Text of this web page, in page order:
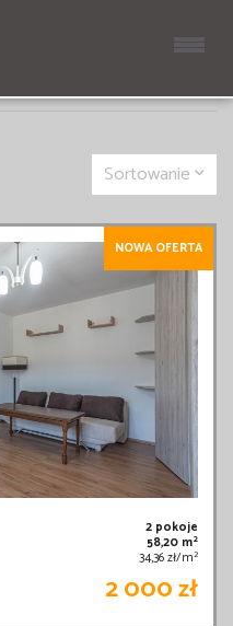
Sortowanie
NOWA OFERTA
2 pokoje
58,20 m2
34,36 zł/m2
2 000 zł